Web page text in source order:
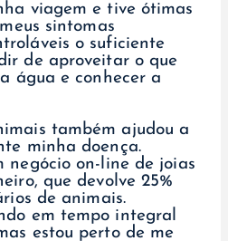
viagem e tive ótimas
sintomas
o suficiente
de aproveitar o que
água e conhecer a
também ajudou a
minha doença.
negócio on-line de joias
que devolve 25%
de animais.
em tempo integral
estou perto de me